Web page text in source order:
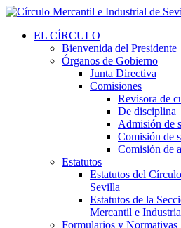
EL CÍRCULO
Bienvenida del Presidente
Órganos de Gobierno
Junta Directiva
Comisiones
Revisora de
De disciplina
Admisión de
Comisión de
Comisión de
Estatutos
Estatutos del
Sevilla
Estatutos de la
Mercantil e
Formularios y Normativas